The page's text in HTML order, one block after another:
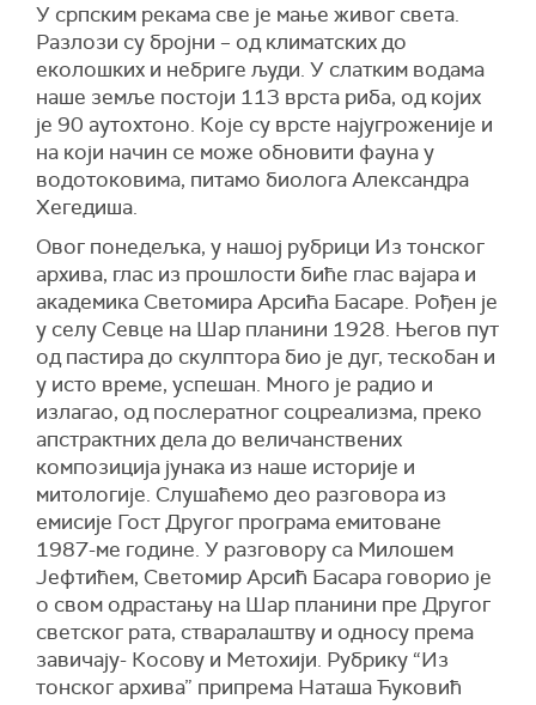
У српским рекама све је мање живог света.
Разлози су бројни – од климатских до
еколошких и небриге људи. У слатким водама
наше земље постоји 113 врста риба, од којих
је 90 аутохтоно. Које су врсте најугроженије и
на који начин се може обновити фауна у
водотоковима, питамо биолога Александра
Хегедиша.
Овог понедељка, у нашој рубрици Из тонског
архива, глас из прошлости биће глас вајара и
академика Светомира Арсића Басаре. Рођен је
у селу Севце на Шар планини 1928. Његов пут
од пастира до скулптора био је дуг, тескобан и
у исто време, успешан. Много је радио и
излагао, од послератног соцреализма, преко
апстрактних дела до величанствених
композиција јунака из наше историје и
митологије. Слушаћемо део разговора из
емисије Гост Другог програма емитоване
1987-ме године. У разговору са Милошем
Јефтићем, Светомир Арсић Басара говорио је
о свом одрастању на Шар планини пре Другог
светског рата, стваралаштву и односу према
завичају- Косову и Метохији. Рубрику “Из
тонског архива” припрема Наташа Ћуковић